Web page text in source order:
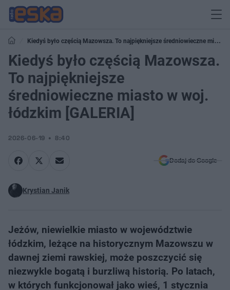
Kiedyś było częścią Mazowsza. To najpiękniejsze średniowieczne miasto
w woj. łódzkim [GALERIA]
Kiedyś było częścią Mazowsza.
To najpiękniejsze
średniowieczne miasto w woj.
łódzkim [GALERIA]
2026-06-19 8:40
Dodaj do Google
Krystian Janik
Jeżów, niewielkie miasto w województwie
łódzkim, leżące na historycznym Mazowszu w
dawnej ziemi rawskiej, może poszczycić się
niezwykle bogatą i burzliwą historią. Po latach,
w których funkcjonował jako wieś, 1 stycznia